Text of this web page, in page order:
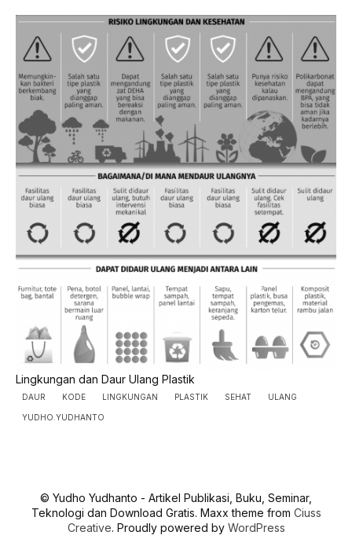
Lingkungan dan Daur Ulang Plastik
DAUR KODE LINGKUNGAN PLASTIK SEHAT ULANG
YUDHO.YUDHANTO
© Yudho Yudhanto - Artikel Publikasi, Buku, Seminar,
Teknologi dan Download Gratis. Maxx theme from Ciuss
Creative. Proudly powered by WordPress